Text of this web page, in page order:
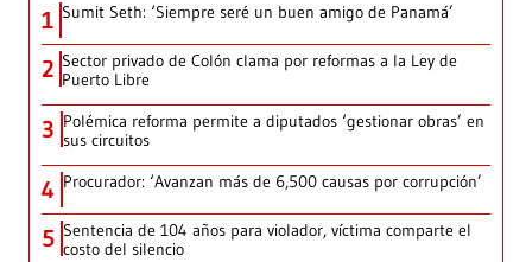
1 Sumit Seth: ‘Siempre seré un buen amigo de Panamá’
2 Sector privado de Colón clama por reformas a la Ley de
Puerto Libre
3 Polémica reforma permite a diputados ‘gestionar obras’ en
sus circuitos
4 Procurador: ‘Avanzan más de 6,500 causas por corrupción’
5 Sentencia de 104 años para violador, víctima comparte el
costo del silencio